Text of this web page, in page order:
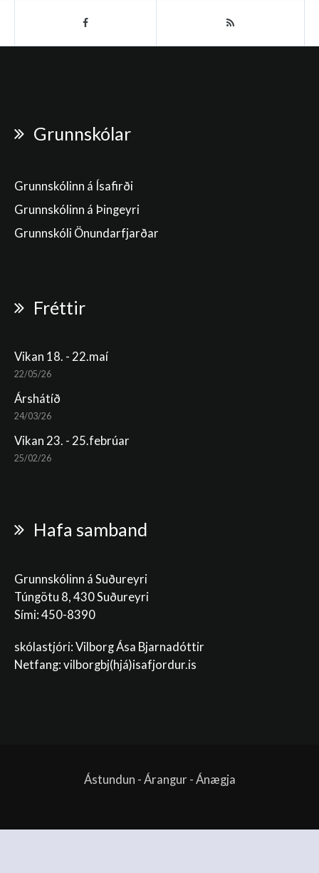
Grunnskólar
Grunnskólinn á Ísafirði
Grunnskólinn á Þingeyri
Grunnskóli Önundarfjarðar
Fréttir
Vikan 18. - 22.maí
22/05/26
Árshátíð
24/03/26
Vikan 23. - 25.febrúar
25/02/26
Hafa samband
Grunnskólinn á Suðureyri
Túngötu 8, 430 Suðureyri
Sími: 450-8390
skólastjóri: Vilborg Ása Bjarnadóttir
Netfang: vilborgbj(hjá)isafjordur.is
Ástundun - Árangur - Ánægja